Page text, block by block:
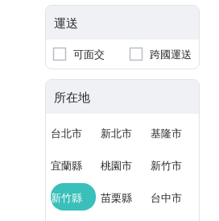
運送
可面交 跨國運送
所在地
台北市 新北市 基隆市
宜蘭縣 桃園市 新竹市
新竹縣 苗栗縣 台中市